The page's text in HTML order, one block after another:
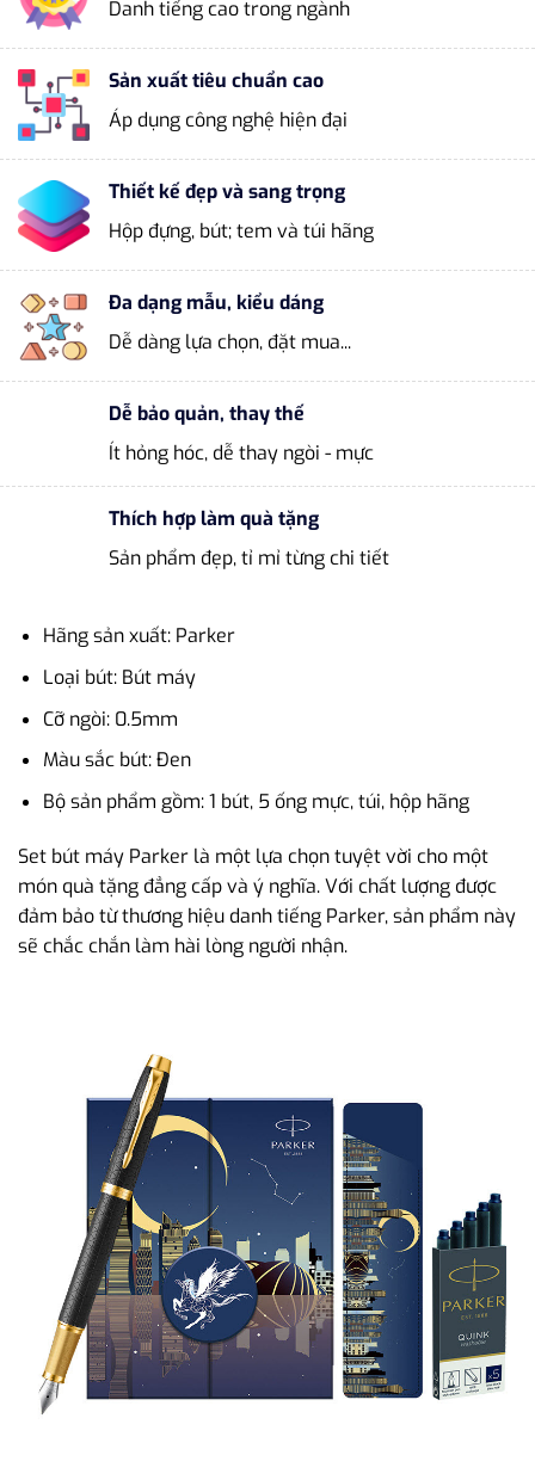
Danh tiếng cao trong ngành
Sản xuất tiêu chuẩn cao
Áp dụng công nghệ hiện đại
Thiết kế đẹp và sang trọng
Hộp đựng, bút; tem và túi hãng
Đa dạng mẫu, kiểu dáng
Dễ dàng lựa chọn, đặt mua...
Dễ bảo quản, thay thế
Ít hỏng hóc, dễ thay ngòi - mực
Thích hợp làm quà tặng
Sản phẩm đẹp, tỉ mỉ từng chi tiết
Hãng sản xuất: Parker
Loại bút: Bút máy
Cỡ ngòi: 0.5mm
Màu sắc bút: Đen
Bộ sản phẩm gồm: 1 bút, 5 ống mực, túi, hộp hãng
Set bút máy Parker là một lựa chọn tuyệt vời cho một
món quà tặng đẳng cấp và ý nghĩa. Với chất lượng được
đảm bảo từ thương hiệu danh tiếng Parker, sản phẩm này
sẽ chắc chắn làm hài lòng người nhận.